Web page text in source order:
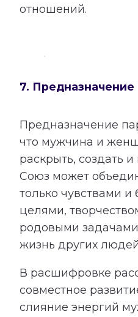
отношений.
7. Предназначение
Предназначение
что мужчина и
раскрыть, создать
Союз может
только чувствами
целями,
родовыми
жизнь других
В расшифровке
совместное
слияние энергий